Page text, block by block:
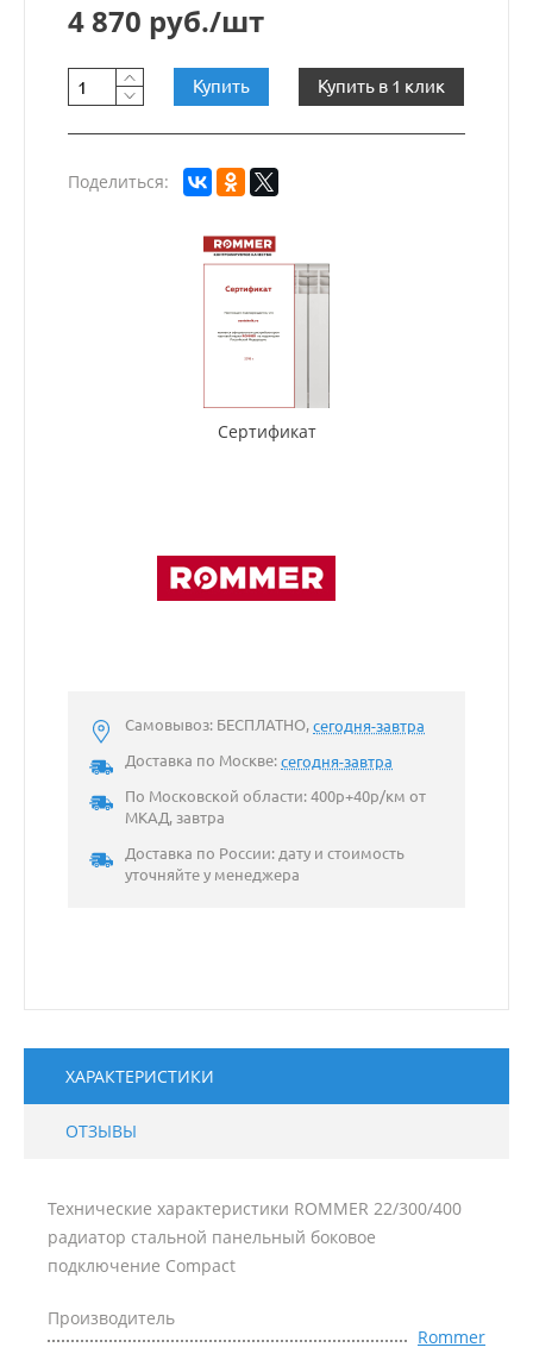
4 870 руб./шт
Купить Купить в 1 клик
Поделиться:
Сертификат
Самовывоз: БЕСПЛАТНО,сегодня-завтра
Доставка по Москве:сегодня-завтра
По Московской области: 400р+40р/км от
МКАД, завтра
Доставка по России: дату и стоимость
уточняйте у менеджера
ХАРАКТЕРИСТИКИ
ОТЗЫВЫ
Технические характеристики ROMMER 22/300/400
радиатор стальной панельный боковое
подключение Compact
Производитель
Rommer